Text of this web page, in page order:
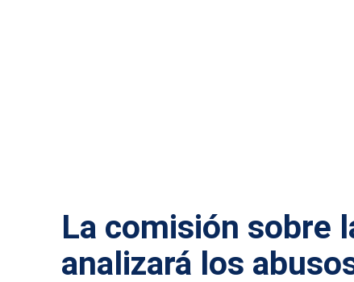
La comisión sobre
analizará los